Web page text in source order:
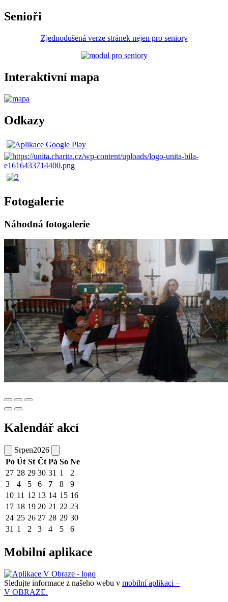
Senioři
Zjednodušená verze stránek nejen pro seniory
Interaktivní mapa
Odkazy
Fotogalerie
Náhodná fotogalerie
Kalendář akcí
Srpen2026
Po Út St Čt Pá So Ne
27 28 29 30 31 1
2
3
4 5 6 7 8
9
10 11 12 13 14 15 16
17 18 19 20 21 22 23
24 25 26 27 28 29 30
31 1 2 3 4 5 6
Mobilní aplikace
Sledujte informace z našeho webu v mobilní aplikaci –
V OBRAZE.